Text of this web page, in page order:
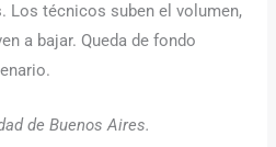
Los técnicos suben el volumen,
a bajar. Queda de fondo
de Buenos Aires.